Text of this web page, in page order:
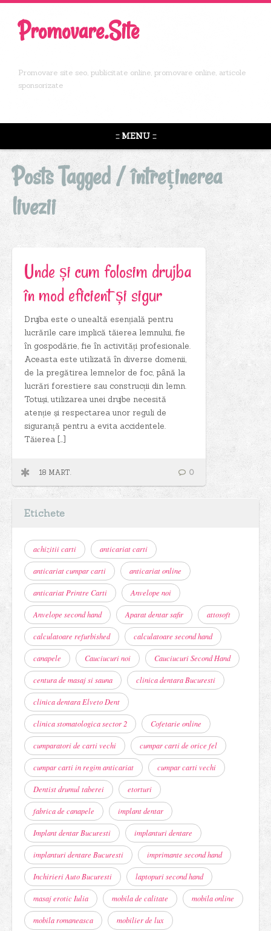
Promovare.Site
Promovare site seo, publicitate online, promovare online, articole
sponsorizate
::: MENU :::
Posts Tagged /întreținerea
livezii
Unde și cum folosim drujba
în mod eficient și sigur
Drujba este o unealtă esențială pentru
lucrările care implică tăierea lemnului, fie
în gospodărie, fie în activități profesionale.
Aceasta este utilizată în diverse domenii,
de la pregătirea lemnelor de foc, până la
lucrări forestiere sau construcții din lemn.
Totuși, utilizarea unei drujbe necesită
atenție și respectarea unor reguli de
siguranță pentru a evita accidentele.
Tăierea […]
18 MART. 0
Etichete
achizitii carti anticariat carti
anticariat cumpar carti anticariat online
anticariat Printre Carti Anvelope noi
Anvelope second hand Aparat dentar safir attosoft
calculatoare refurbished calculatoare second hand
canapele Cauciucuri noi Cauciucuri Second Hand
centura de masaj si sauna clinica dentara Bucuresti
clinica dentara Elveto Dent
clinica stomatologica sector 2 Cofetarie online
cumparatori de carti vechi cumpar carti de orice fel
cumpar carti in regim anticariat cumpar carti vechi
Dentist drumul taberei etorturi
fabrica de canapele implant dentar
Implant dentar Bucuresti implanturi dentare
implanturi dentare Bucuresti imprimante second hand
Inchirieri Auto Bucuresti laptopuri second hand
masaj erotic Iulia mobila de calitate mobila online
mobila romaneasca mobilier de lux